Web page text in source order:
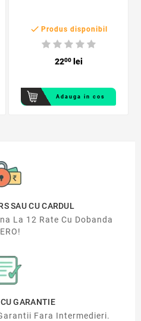
 Produs disponibil
2200lei
Adauga in cos
SAU CU CARDUL
La 12 Rate Cu Dobanda
GARANTIE
Fara Intermedieri.